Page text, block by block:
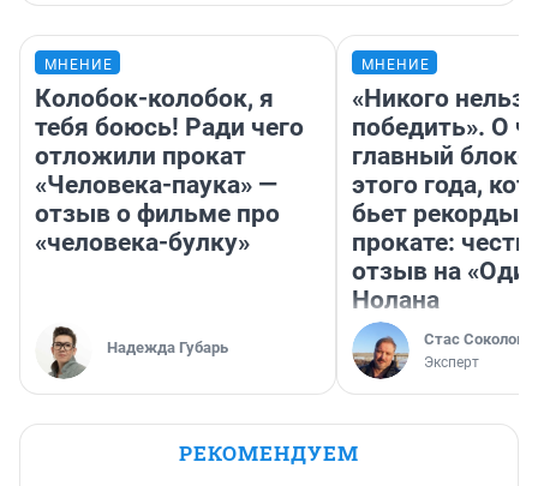
МНЕНИЕ
Колобок-колобок, я
тебя боюсь! Ради чего
отложили прокат
«Человека-паука» —
отзыв о фильме про
«человека-булку»
Надежда Губарь
МНЕНИЕ
«Никого нельзя
победить». О
главный
этого года,
бьет рекорды в
прокате:
отзыв на
Нолана
Стас Соколов
Эксперт
РЕКОМЕНДУЕМ